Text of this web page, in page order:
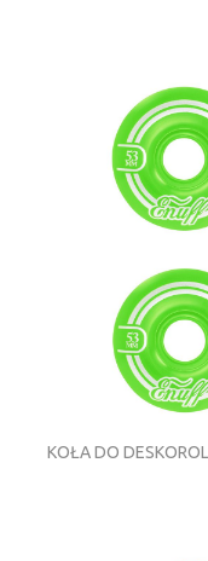
KOŁA DO